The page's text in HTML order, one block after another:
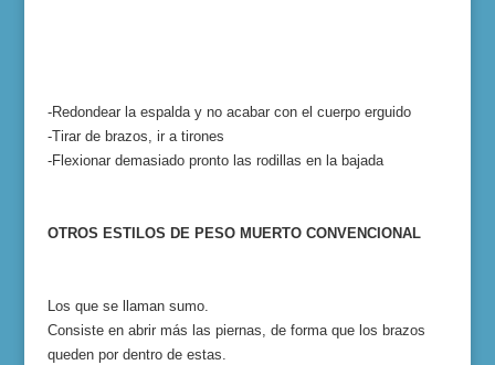
-Redondear la espalda y no acabar con el cuerpo erguido
-Tirar de brazos, ir a tirones
-Flexionar demasiado pronto las rodillas en la bajada
OTROS ESTILOS DE PESO MUERTO CONVENCIONAL
Los que se llaman sumo.
Consiste en abrir más las piernas, de forma que los brazos
queden por dentro de estas.